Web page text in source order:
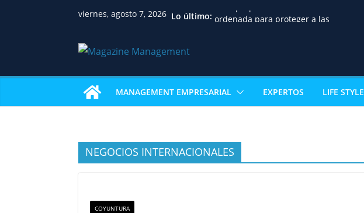
viernes, agosto 7, 2026 Lo último:
CBDI propone una transición
ordenada para proteger a las
académica de estudiante de
Univalle con acceso directo a
examen de certificación
La gastronomía paceña no para:
Pizza Week vuelve con 18
MANAGEMENT EMPRESARIAL EXPERTOS LIFE STYLE
NEGOCIOS INTERNACIONALES
COYUNTURA